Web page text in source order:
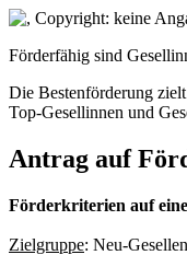
Förderfähig sind
Die Bestenförderung
Top-Gesellinnen und
Antrag auf
Förderkriterien auf
Zielgruppe: Neu-